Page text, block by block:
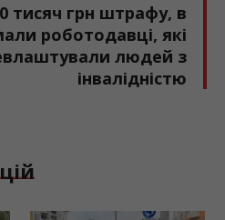
тисяч грн штрафу, в
роботодавці, які
людей з
інвалідністю